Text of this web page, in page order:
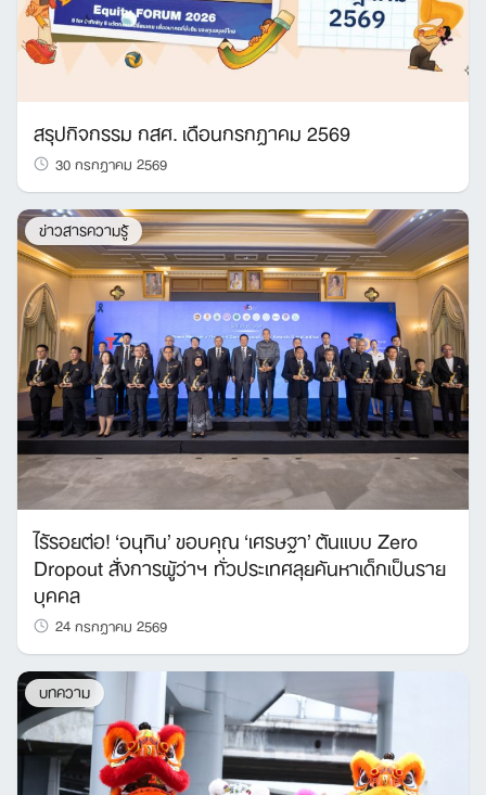
สรุปกิจกรรม กสศ. เดือนกรกฎาคม 2569
30 กรกฎาคม 2569
ข่าวสารความรู้
ไร้รอยต่อ! ‘อนุทิน’ ขอบคุณ ‘เศรษฐา’ ต้นแบบ Zero
Dropout สั่งการผู้ว่าฯ ทั่วประเทศลุยค้นหาเด็กเป็นราย
บุคคล
24 กรกฎาคม 2569
บทความ